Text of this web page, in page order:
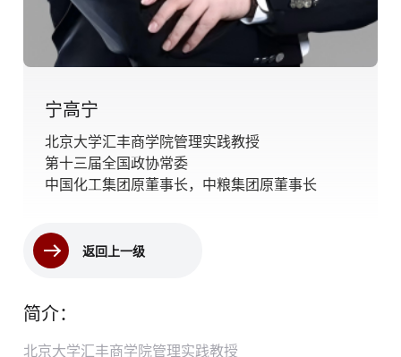
宁高宁
北京大学汇丰商学院管理实践教授
第十三届全国政协常委
中国化工集团原董事长，中粮集团原董事长
返回上一级
简介：
北京大学汇丰商学院管理实践教授